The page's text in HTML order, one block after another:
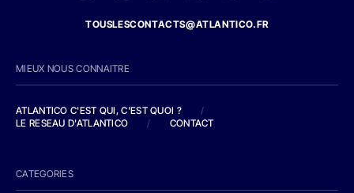
TOUSLESCONTACTS@ATLANTICO.FR
MIEUX NOUS CONNAITRE
ATLANTICO C'EST QUI, C'EST QUOI ?
/
LE RESEAU D'ATLANTICO
/ CONTACT
CATEGORIES